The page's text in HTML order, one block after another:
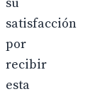
satisfacción
por
recibir
esta